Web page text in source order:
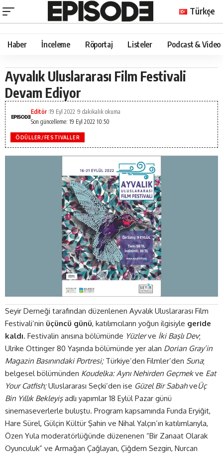
Türkçe
Haber İnceleme Röportaj Listeler Podcast & Video
Ayvalık Uluslararası Film Festivali
Devam Ediyor
Son güncelleme: 19 Eyl 2022 10:50
Editör 19 Eyl 2022 9 dakikalık okuma
ÖDÜLLER/FESTIVALLER
Seyir Derneği tarafından düzenlenen Ayvalık Uluslararası Film
Festivali’nin üçüncü günü, katılımcıların yoğun ilgisiyle geride
kaldı. Festivalin anısına bölümünde Yüzlerve İki Başlı Dev;
Ulrike Ottinger 80 Yaşında bölümünde yer alan Dorian Gray’in
Magazin Basınındaki Portresi;Türkiye’den Filmler’den Suna;
belgesel bölümünden Koudelka: Aynı Nehirden Geçmekve Eat
Your Catfish;Uluslararası Seçki’den ise Güzel Bir SabahveÜç
Bin Yıllık Bekleyişadlı yapımlar 18 Eylül Pazar günü
sinemaseverlerle buluştu. Program kapsamında Funda Eryiğit,
Hare Sürel, Gülçin Kültür Şahin ve Nihal Yalçın’ın katılımlarıyla,
Özen Yula moderatörlüğünde düzenenen “Bir Zanaat Olarak
Oyunculuk” ve Armağan Çağlayan, Çiğdem Sezgin, Nurcan